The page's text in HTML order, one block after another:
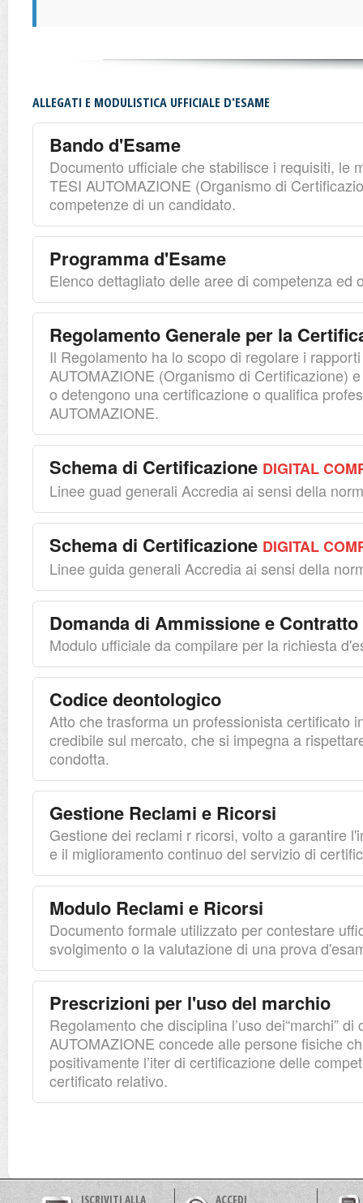
ALLEGATI E MODULISTICA UFFICIALE D'ESAME
Bando d'Esame
Documento ufficiale che stabilisce i requisiti, le
TESI AUTOMAZIONE (Organismo di
competenze di un candidato.
Programma d'Esame
Elenco dettagliato delle aree di competenza ed
Regolamento Generale per la
Il Regolamento ha lo scopo di regolare i
AUTOMAZIONE (Organismo di Certificazione)
o detengono una certificazione o qualifica
AUTOMAZIONE.
Schema di Certificazione DIGITAL
Linee guad generali Accredia ai sensi della
Schema di Certificazione DIGITAL
Linee guida generali Accredia ai sensi della
Domanda di Ammissione e
Modulo ufficiale da compilare per la richiesta
Codice deontologico
Atto che trasforma un professionista certificato
credibile sul mercato, che si impegna a
condotta.
Gestione Reclami e Ricorsi
Gestione dei reclami r ricorsi, volto a garantire
e il miglioramento continuo del servizio di
Modulo Reclami e Ricorsi
Documento formale utilizzato per contestare
svolgimento o la valutazione di una prova
Prescrizioni per l'uso del marchio
Regolamento che disciplina l’uso dei“marchi”
AUTOMAZIONE concede alle persone fisiche
positivamente l’iter di certificazione delle
certificato relativo.
ISCRIVITI ALLA ACCEDI